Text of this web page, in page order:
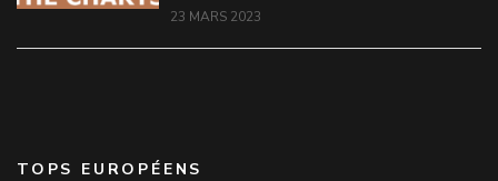
23 MARS 2023
TOPS EUROPÉENS